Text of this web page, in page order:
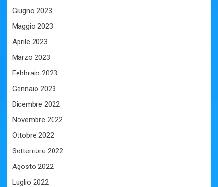
Giugno 2023
Maggio 2023
Aprile 2023
Marzo 2023
Febbraio 2023
Gennaio 2023
Dicembre 2022
Novembre 2022
Ottobre 2022
Settembre 2022
Agosto 2022
Luglio 2022